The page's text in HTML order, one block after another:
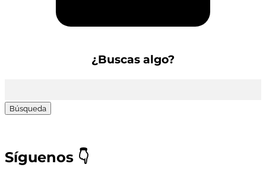
¿Buscas algo?
Síguenos 👇